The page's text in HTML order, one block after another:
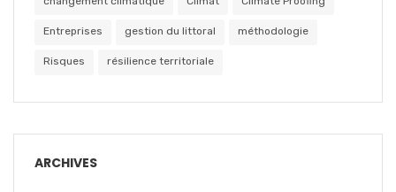
Entreprises gestion du littoral méthodologie
Risques résilience territoriale
ARCHIVES